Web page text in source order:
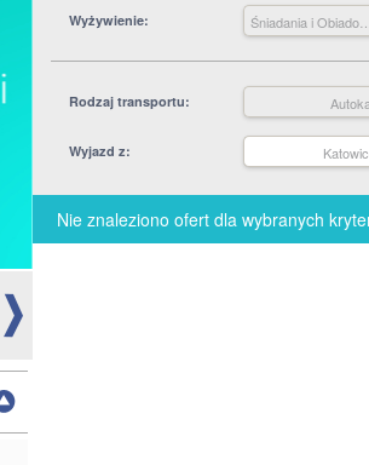
Wyżywienie
Rodzaj transportu
Wyjazd z
Nie znaleziono ofert dla wybranych